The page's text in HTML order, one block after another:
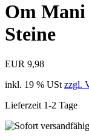
Om
Steine
EUR 9,98
inkl. 19 % USt zzgl.
Lieferzeit 1-2 Tage